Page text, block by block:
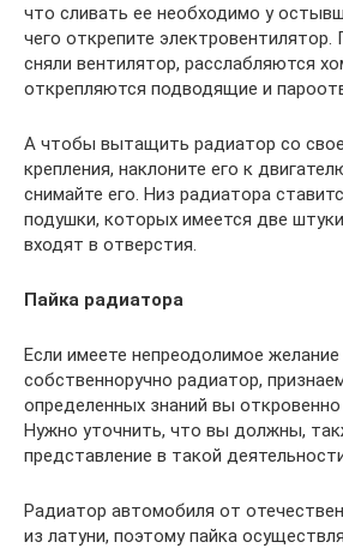
что сливать ее необходимо у
чего открепите электровентилятор.
сняли вентилятор, расслабляются
открепляются подводящие и
А чтобы вытащить радиатор со
крепления, наклоните его к
снимайте его. Низ радиатора
подушки, которых имеется две
входят в отверстия.
Пайка радиатора
Если имеете непреодолимое желание
собственноручно радиатор,
определенных знаний вы откровенно
Нужно уточнить, что вы должны,
представление в такой
Радиатор автомобиля от
из латуни, поэтому пайка